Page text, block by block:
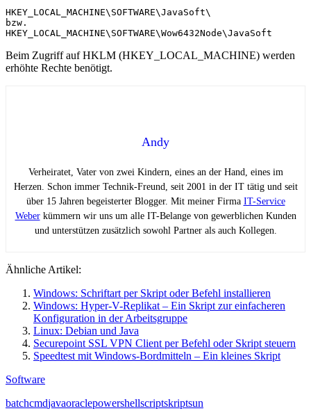
HKEY_LOCAL_MACHINE\SOFTWARE\JavaSoft\
bzw.
HKEY_LOCAL_MACHINE\SOFTWARE\Wow6432Node\JavaSoft
Beim Zugriff auf HKLM (HKEY_LOCAL_MACHINE) werden
erhöhte Rechte benötigt.
Andy
Verheiratet, Vater von zwei Kindern, eines an der Hand, eines im
Herzen. Schon immer Technik-Freund, seit 2001 in der IT tätig und seit
über 15 Jahren begeisterter Blogger. Mit meiner Firma IT-Service
Weberkümmern wir uns um alle IT-Belange von gewerblichen Kunden
und unterstützen zusätzlich sowohl Partner als auch Kollegen.
Ähnliche Artikel:
Windows: Schriftart per Skript oder Befehl installieren
Windows: Hyper-V-Replikat – Ein Skript zur einfacheren
Konfiguration in der Arbeitsgruppe
Linux: Debian und Java
Securepoint SSL VPN Client per Befehl oder Skript steuern
Speedtest mit Windows-Bordmitteln – Ein kleines Skript
Software
batchcmdjavaoraclepowershellscriptskriptsun